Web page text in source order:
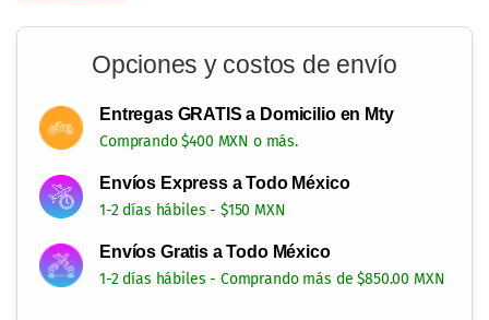
Opciones y costos de envío
Entregas GRATIS a Domicilio en Mty
Comprando $400 MXN o más.
Envíos Express a Todo México
1-2 días hábiles - $150 MXN
Envíos Gratis a Todo México
1-2 días hábiles - Comprando más de $850.00 MXN